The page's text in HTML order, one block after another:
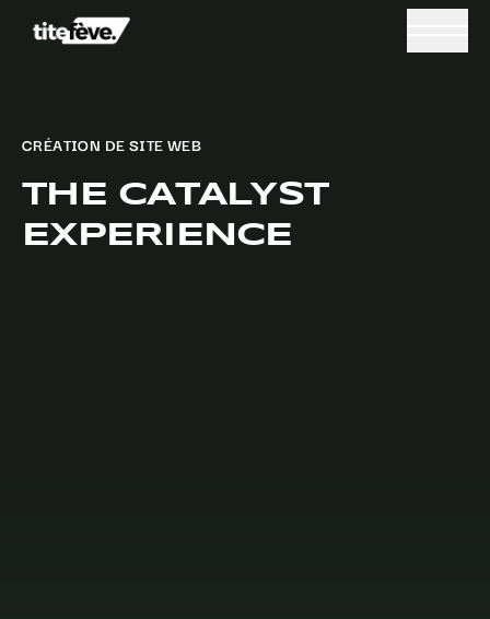
CRÉATION DE SITE WEB
THE CATALYST
EXPERIENCE